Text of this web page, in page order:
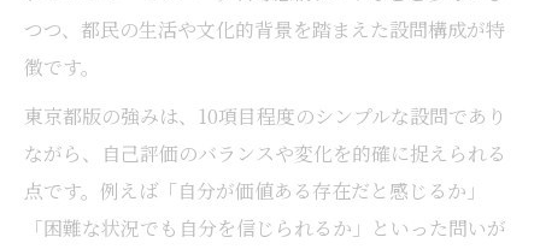
つつ、都民の生活や文化的背景を踏まえた設問構成が特
徴です。
東京都版の強みは、10項目程度のシンプルな設問であり
ながら、自己評価のバランスや変化を的確に捉えられる
点です。例えば「自分が価値ある存在だと感じるか」
「困難な状況でも自分を信じられるか」といった問いが